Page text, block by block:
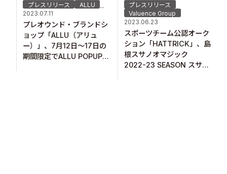
プレスリリース ALLU
...
2023.07.11
プレオウンド・ブランドシ
ョップ「ALLU（アリュ
ー）」、7月12日～17日の
期間限定でALLU POPUP
プレスリリース
Valuence Group
2023.06.23
スポーツチーム公認オーク
ション「HATTRICK」、島
根スサノオマジック
2022-23 SEASON スサノ